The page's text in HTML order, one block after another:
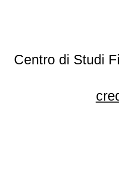
Centro di Studi